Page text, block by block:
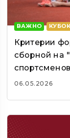
ВАЖНО
Критерии
сборной на
06.05.2026